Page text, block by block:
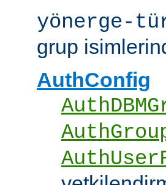
yönerge-
grup
AuthConfig